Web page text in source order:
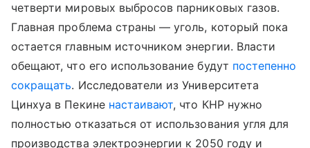
четверти мировых выбросов парниковых газов.
Главная проблема страны — уголь, который пока
остается главным источником энергии. Власти
обещают, что его использование будут постепенно
сокращать. Исследователи из Университета
Цинхуа в Пекине настаивают, что КНР нужно
полностью отказаться от использования угля для
производства электроэнергии к 2050 году и